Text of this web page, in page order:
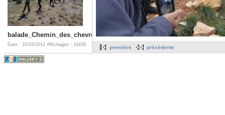
balade_Chemin_des_chevres.CLL.resized
Date : 31/03/2012 Affichages : 16439
première précédente